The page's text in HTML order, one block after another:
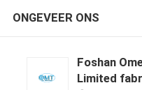
ONGEVEER ONS
Foshan
Limited